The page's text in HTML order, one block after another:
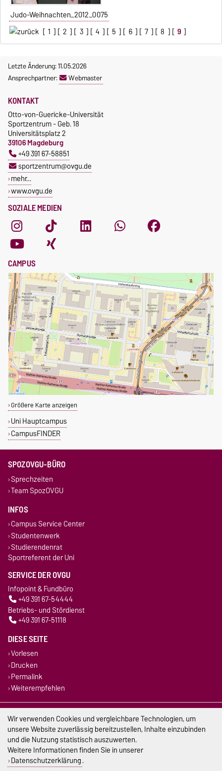
Judo-Weihnachten_2012_0075
[ 1 ] [ 2 ] [ 3 ] [ 4 ] [ 5 ] [ 6 ] [ 7 ] [ 8 ] [ 9 ]
Letzte Änderung: 11.05.2026
Ansprechpartner:
Webmaster
SOZIALE MEDIEN
KONTAKT
Otto-von-Guericke-Universität
Sportzentrum - Geb. 18
Universitätsplatz 2
39106 Magdeburg
+49 391 67-58851
sportzentrum@ovgu.de
mehr…
www.ovgu.de
CAMPUS
Größere Karte anzeigen
Uni Hauptcampus
CampusFINDER
SPOZOVGU-BÜRO
Sprechzeiten
Team SpozOVGU
INFOS
Campus Service Center
Studentenwerk
Studierendenrat
Sportreferent der Uni
SERVICE DER OVGU
Infopoint & Fundbüro
+49 391 67-54444
Betriebs- und Stördienst
+49 391 67-51118
DIESE SEITE
Vorlesen
Drucken
Permalink
Weiterempfehlen
Impressum
Datenschutz
Barrierefreiheit
Wir verwenden Cookies und vergleichbare Technologien, um
unsere Website zuverlässig bereitzustellen, Inhalte einzubinden
und die Nutzung statistisch auszuwerten.
Weitere Informationen finden Sie in unserer
Datenschutzerklärung.